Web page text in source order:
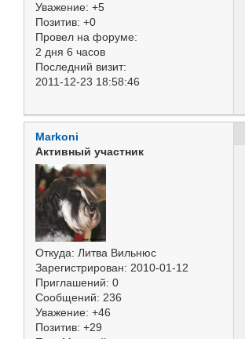
Уважение: +5
Позитив: +0
Провел на форуме:
2 дня 6 часов
Последний визит:
2011-12-23 18:58:46
Markoni
Активный участник
Откуда: Литва Вильнюс
Зарегистрирован: 2010-01-12
Приглашений: 0
Сообщений: 236
Уважение: +46
Позитив: +29